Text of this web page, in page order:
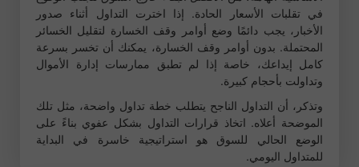
في تقلبات الأسعار الحادة. إذا اخترت التداول أثناء صدور
الأخبار، يجب دائمًا وضع أوامر وقف الخسارة لتقليل الخسائر
المحتملة. بدون أوامر وقف الخسارة، يمكنك أن تخسر بسرعة
كامل إيداعك، خاصة إذا لم تطبق ممارسات إدارة الأموال
وتداولت بأحجام كبيرة.
وتذكر، أن التداول الناجح يتطلب خطة تداول واضحة، مثل تلك
الموضحة أعلاه. اتخاذ قرارات التداول بشكل عفوي بناءً على
الوضع الحالي للسوق هو استراتيجية خاسرة في البداية
للمتداول اليومي.